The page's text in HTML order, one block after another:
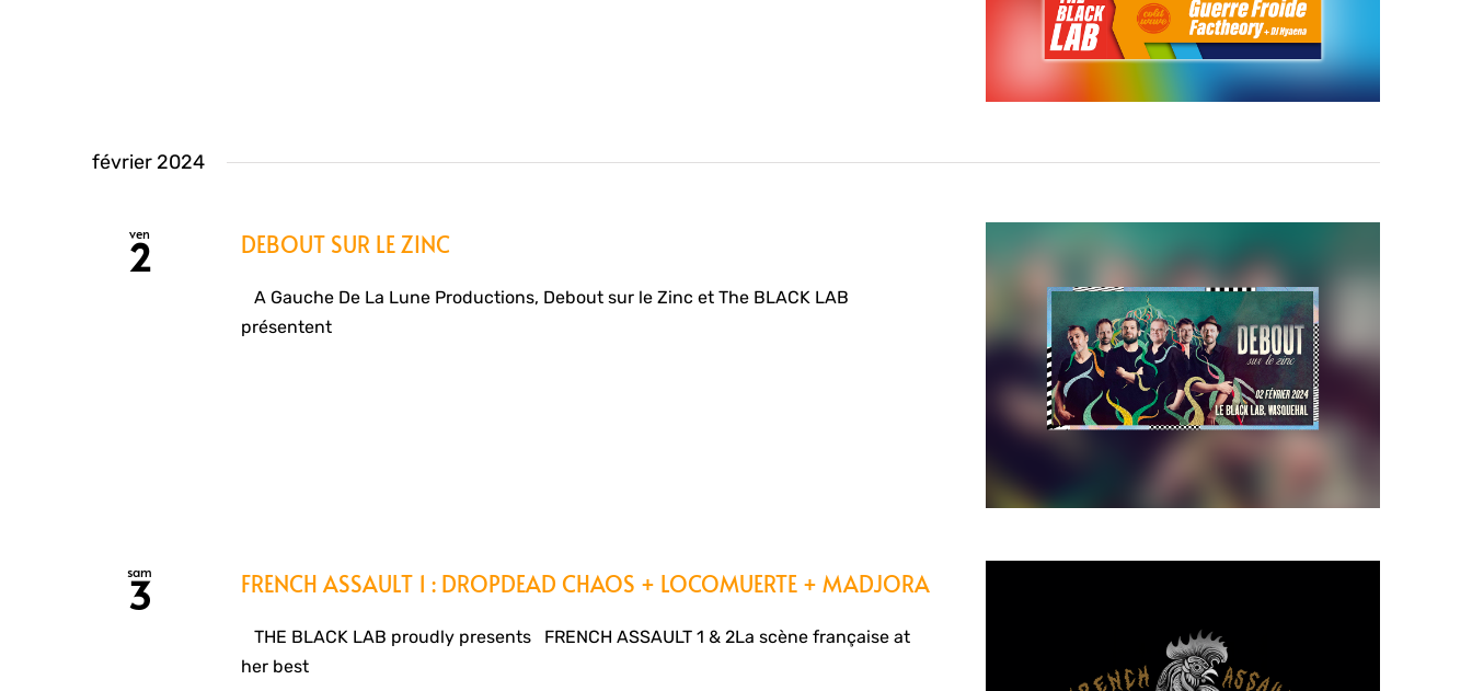
février 2024
ven
2 DEBOUT SUR LE ZINC
A Gauche De La Lune Productions, Debout sur le Zinc et The BLACK LAB
présentent
sam
3 FRENCH ASSAULT 1 : DROPDEAD CHAOS + LOCOMUERTE + MADJORA
THE BLACK LAB proudly presents FRENCH ASSAULT 1 & 2La scène française at
her best